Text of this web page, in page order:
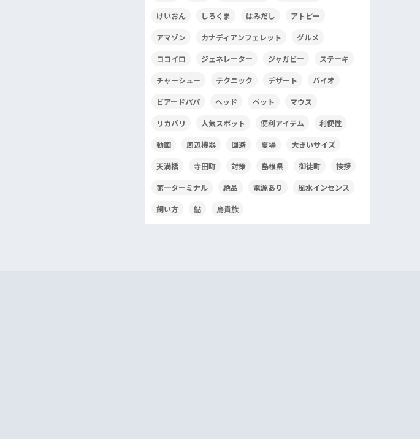
けいおん しろくま はみだし アトピー
アマゾン カナディアンフェレット グルメ
ココイロ ジェネレーター ジャガビー ステーキ
チャーシュー テクニック デザート バイオ
ビアードパパ ヘッド ペット マウス
リカバリ 人気スポット 便利アイテム 利便性
動画 周辺機器 回避 夏場 大きいサイズ
天満橋 寺田町 対策 島根県 御徒町 挨拶
第一ターミナル 絶品 電源あり 風水インセンス
飼い方 鮎 鳥貴族